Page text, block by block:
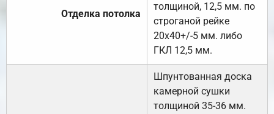
Отделка потолка
толщиной, 12,5 мм. по
строганой рейке
20х40+/-5 мм. либо
ГКЛ 12,5 мм.
Шпунтованная доска
камерной сушки
толщиной 35-36 мм.